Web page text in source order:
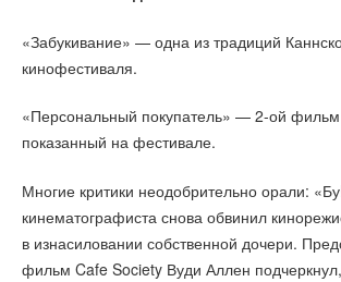
«Забукивание» — одна из традиций
кинофестиваля.
«Персональный покупатель» — 2-ой
показанный на фестивале.
Многие критики неодобрительно орали:
кинематографиста снова обвинил
в изнасиловании собственной дочери.
фильм Cafe Society Вуди Аллен подчеркнул,